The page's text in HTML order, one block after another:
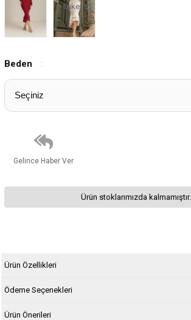
Tükendi
Beden :
Gelince Haber Ver
Ürün stoklarımızda kalmamıştır.
Ürün Özellikleri
Ödeme Seçenekleri
Ürün Önerileri